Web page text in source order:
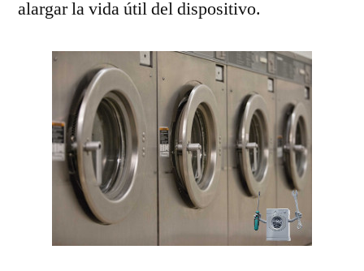
alargar la vida útil del dispositivo.